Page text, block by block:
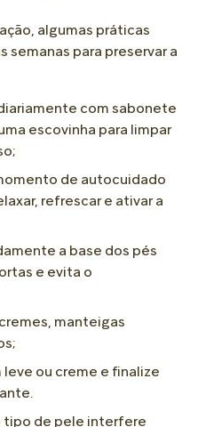
algumas práticas
semanas para preservar a
com sabonete
escovinha para limpar
de autocuidado
refrescar e ativar a
a base dos pés
e evita o
manteigas
leve ou creme e finalize
tipo de pele interfere